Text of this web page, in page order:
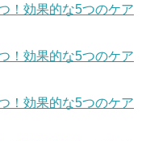
！効果的な5つのケア
！効果的な5つのケア
！効果的な5つのケア